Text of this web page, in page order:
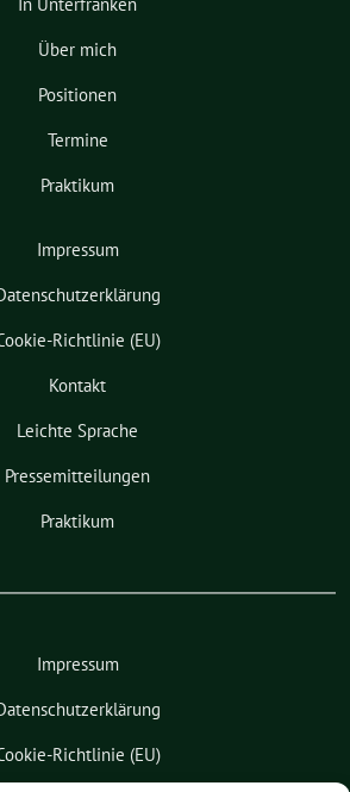
Über mich
Positionen
Termine
Praktikum
Impressum
Richtlinie (EU)
Kontakt
Leichte Sprache
Pressemitteilungen
Praktikum
Impressum
Richtlinie (EU)